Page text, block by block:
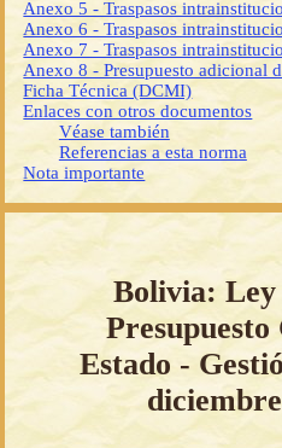
Anexo 5 - Traspasos
Anexo 6 - Traspasos
Anexo 7 - Traspasos
Anexo 8 - Presupuesto adicional
Ficha Técnica (DCMI)
Enlaces con otros documentos
Véase también
Referencias a esta norma
Nota importante
Bolivia:
Estado -